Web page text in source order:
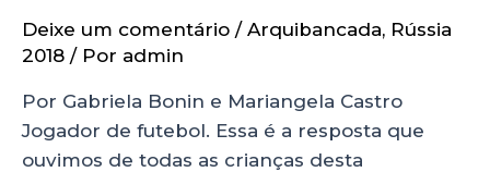
Deixe um comentário / Arquibancada, Rússia
2018 / Por admin
Por Gabriela Bonin e Mariangela Castro
Jogador de futebol. Essa é a resposta que
ouvimos de todas as crianças desta